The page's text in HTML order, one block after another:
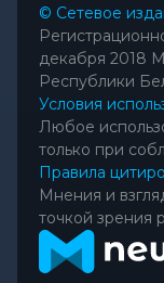
© Сетевое
декабря 2018
Республики
Условия
Любое
только при
Правила
Мнения и
точкой зрения